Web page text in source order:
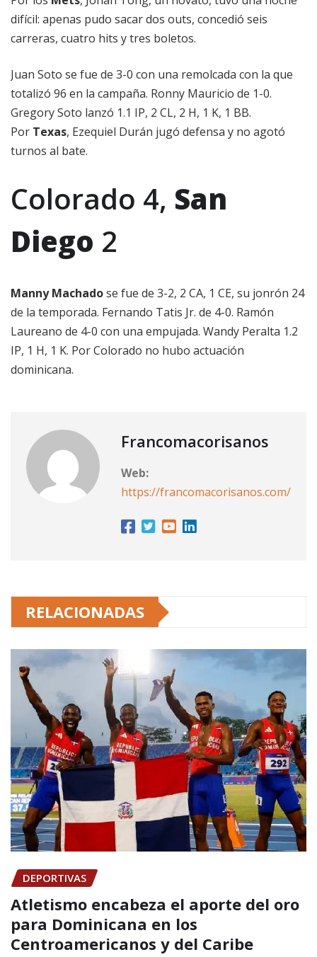
difícil: apenas pudo sacar dos outs, concedió seis
carreras, cuatro hits y tres boletos.
Juan Soto se fue de 3-0 con una remolcada con la que
totalizó 96 en la campaña. Ronny Mauricio de 1-0.
Gregory Soto lanzó 1.1 IP, 2 CL, 2 H, 1 K, 1 BB.
Por Texas, Ezequiel Durán jugó defensa y no agotó
turnos al bate.
Colorado 4, San
Diego 2
Manny Machadose fue de 3-2, 2 CA, 1 CE, su jonrón 24
de la temporada. Fernando Tatis Jr. de 4-0. Ramón
Laureano de 4-0 con una empujada. Wandy Peralta 1.2
IP, 1 H, 1 K. Por Colorado no hubo actuación
dominicana.
Francomacorisanos
Web:
https://francomacorisanos.com/
RELACIONADAS
DEPORTIVAS
Atletismo encabeza el aporte del oro
para Dominicana en los
Centroamericanos y del Caribe